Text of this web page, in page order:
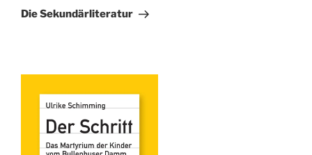
Beitrag
Die Sekundärliteratur